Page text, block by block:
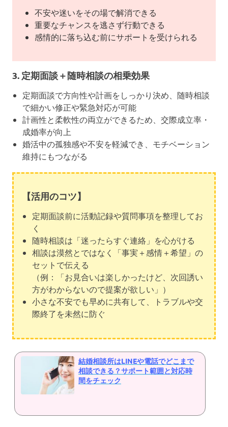
不安や迷いをその場で解消できる
重要なチャンスを逃さず行動できる
感情的に落ち込む前にサポートを受けられる
3. 定期面談＋随時相談の相乗効果
定期面談で方向性や計画をしっかり決め、随時相談
で細かい修正や緊急対応が可能
計画性と柔軟性の両立ができるため、交際成立率・
成婚率が向上
婚活中の孤独感や不安を軽減でき、モチベーション
維持にもつながる
【活用のコツ】
定期面談前に活動記録や質問事項を整理してお
く
随時相談は「迷ったらすぐ連絡」を心がける
相談は漠然とではなく「事実＋感情＋希望」の
セットで伝える
（例：「お見合いは楽しかったけど、次回誘い
方がわからないので提案が欲しい」）
小さな不安でも早めに共有して、トラブルや交
際終了を未然に防ぐ
結婚相談所はLINEや電話でどこまで
相談できる？サポート範囲と対応時
間をチェック